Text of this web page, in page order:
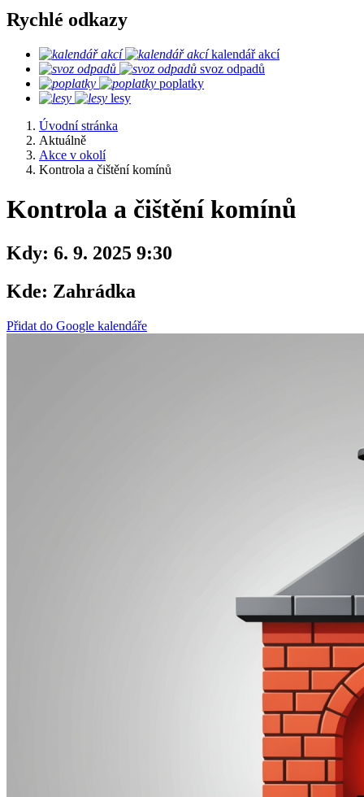
Rychlé odkazy
kalendář akcí
svoz odpadů
poplatky
lesy
Úvodní stránka
Aktuálně
Akce v okolí
Kontrola a čištění komínů
Kontrola a čištění komínů
Kdy: 6. 9. 2025 9:30
Kde: Zahrádka
Přidat do Google kalendáře